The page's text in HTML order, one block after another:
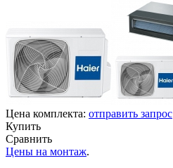
Цена комплекта: отправить запрос
Купить
Сравнить
Цены на монтаж.